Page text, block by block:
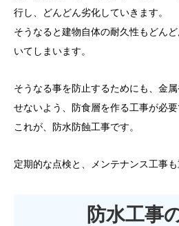
行し、どんどん劣化していきます。
そうなると建物自体の耐久性もどん
いてしまいます。
そうなる事を防止するためにも、金
せないよう、防食層を作る工事が必要
これが、防水防蝕工事です。
定期的な点検と、メンテナンス工事も
防水工事